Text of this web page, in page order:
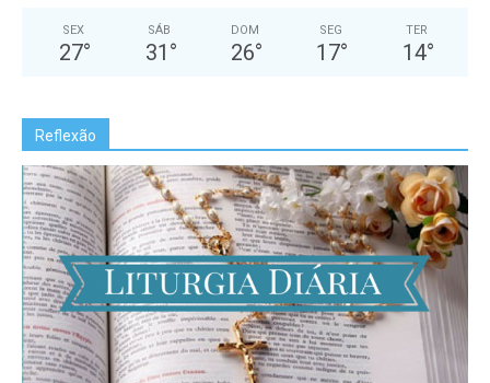
SEX
27°
SÁB
31 °
DOM
26°
SEG
17°
TER
14°
Reflexão